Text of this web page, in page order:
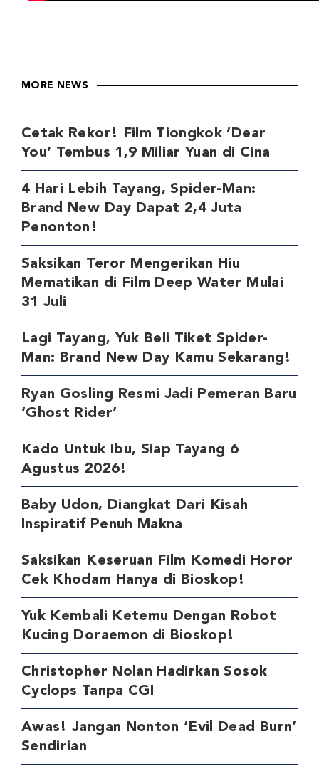
MORE NEWS
Cetak Rekor! Film Tiongkok ‘Dear
You’ Tembus 1,9 Miliar Yuan di Cina
4 Hari Lebih Tayang, Spider-Man:
Brand New Day Dapat 2,4 Juta
Penonton!
Saksikan Teror Mengerikan Hiu
Mematikan di Film Deep Water Mulai
31 Juli
Lagi Tayang, Yuk Beli Tiket Spider-
Man: Brand New Day Kamu Sekarang!
Ryan Gosling Resmi Jadi Pemeran Baru
‘Ghost Rider’
Kado Untuk Ibu, Siap Tayang 6
Agustus 2026!
Baby Udon, Diangkat Dari Kisah
Inspiratif Penuh Makna
Saksikan Keseruan Film Komedi Horor
Cek Khodam Hanya di Bioskop!
Yuk Kembali Ketemu Dengan Robot
Kucing Doraemon di Bioskop!
Christopher Nolan Hadirkan Sosok
Cyclops Tanpa CGI
Awas! Jangan Nonton ‘Evil Dead Burn’
Sendirian